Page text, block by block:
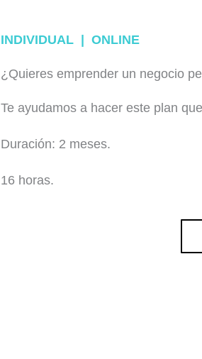
INDIVIDUAL | ONLINE
¿Quieres emprender un negocio
Te ayudamos a hacer este plan
Duración: 2 meses.
16 horas.